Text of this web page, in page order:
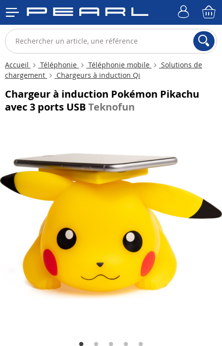
Accueil Téléphonie Téléphonie mobile
Solutions de
chargement
Chargeurs à induction Qi
Chargeur à induction Pokémon Pikachu
avec 3 ports USBTeknofun